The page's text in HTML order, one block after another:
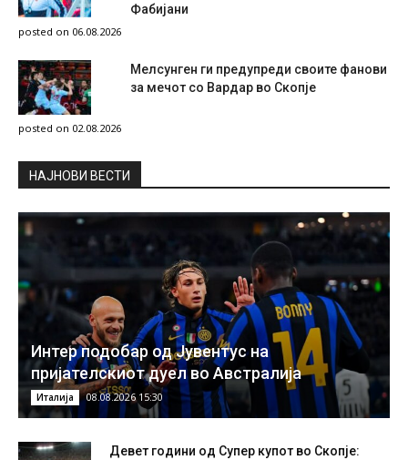
Фабијани
posted on 06.08.2026
Мелсунген ги предупреди своите фанови
за мечот со Вардар во Скопје
posted on 02.08.2026
НAЈНОВИ ВЕСТИ
Интер подобар од Јувентус на
пријателскиот дуел во Австралија
Италија 08.08.2026 15:30
Девет години од Супер купот во Скопје: